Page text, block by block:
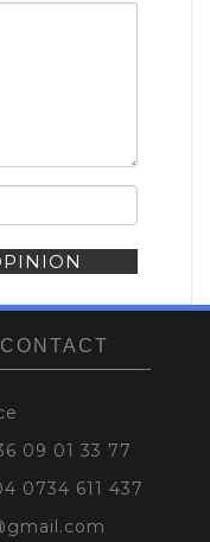
09 01 33 77
0734 611 437